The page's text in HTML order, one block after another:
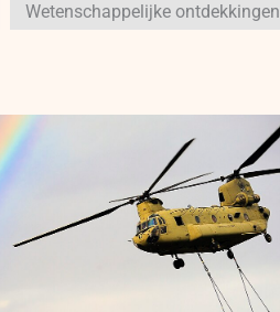
Wetenschappelijke ontdekkingen